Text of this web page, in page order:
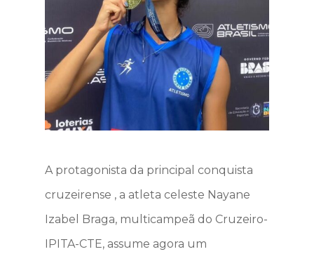
A protagonista da principal conquista
cruzeirense , a atleta celeste Nayane
Izabel Braga, multicampeã do Cruzeiro-
IPITA-CTE, assume agora um